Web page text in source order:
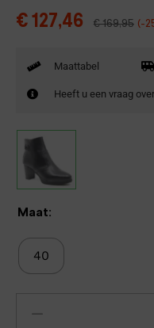
€ 127,46 €169,95 (-
Maattabel
Heeft u een vraag
Maat:
40